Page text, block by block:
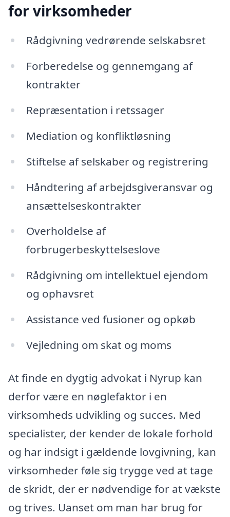
for virksomheder
Rådgivning vedrørende selskabsret
Forberedelse og gennemgang af
kontrakter
Repræsentation i retssager
Mediation og konfliktløsning
Stiftelse af selskaber og registrering
Håndtering af arbejdsgiveransvar og
ansættelseskontrakter
Overholdelse af
forbrugerbeskyttelseslove
Rådgivning om intellektuel ejendom
og ophavsret
Assistance ved fusioner og opkøb
Vejledning om skat og moms
At finde en dygtig advokat i Nyrup kan
derfor være en nøglefaktor i en
virksomheds udvikling og succes. Med
specialister, der kender de lokale forhold
og har indsigt i gældende lovgivning, kan
virksomheder føle sig trygge ved at tage
de skridt, der er nødvendige for at vækste
og trives. Uanset om man har brug for